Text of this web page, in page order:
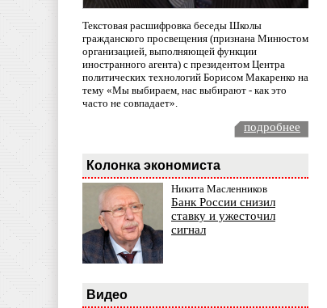
Текстовая расшифровка беседы Школы
гражданского просвещения (признана Минюстом
организацией, выполняющей функции
иностранного агента) с президентом Центра
политических технологий Борисом Макаренко на
тему «Мы выбираем, нас выбирают - как это
часто не совпадает».
подробнее
Колонка экономиста
Никита Масленников
Банк России снизил
ставку и ужесточил
сигнал
Видео